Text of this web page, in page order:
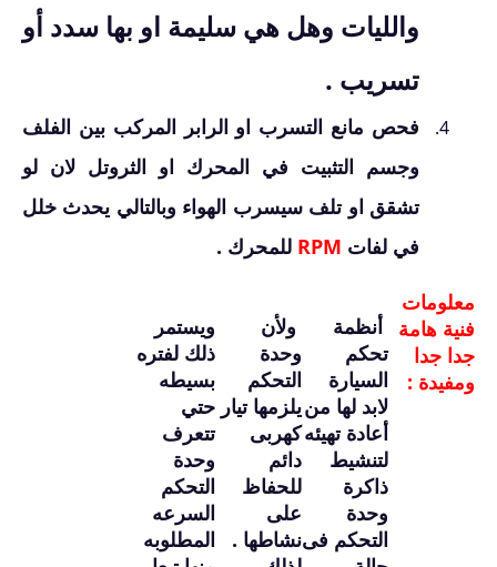
والليات وهل هي سليمة او بها سدد أو
تسريب .
فحص مانع التسرب او الرابر المركب بين الفلف
وجسم التثبيت في المحرك او الثروتل لان لو
تشقق او تلف سيسرب الهواء وبالتالي يحدث خلل
في لفات RPM للمحرك .
معلومات
فنية هامة
جدا جدا
ومفيدة :
أنظمة
تحكم
السيارة
لابد لها من
أعادة تهيئه
لتنشيط
ذاكرة
وحدة
التحكم فى
ولأن
وحدة
التحكم
يلزمها تيار
كهربى
دائم
للحفاظ
على
نشاطها .
ويستمر
ذلك لفتره
بسيطه
حتي
تتعرف
وحدة
التحكم
السرعه
المطلوبه